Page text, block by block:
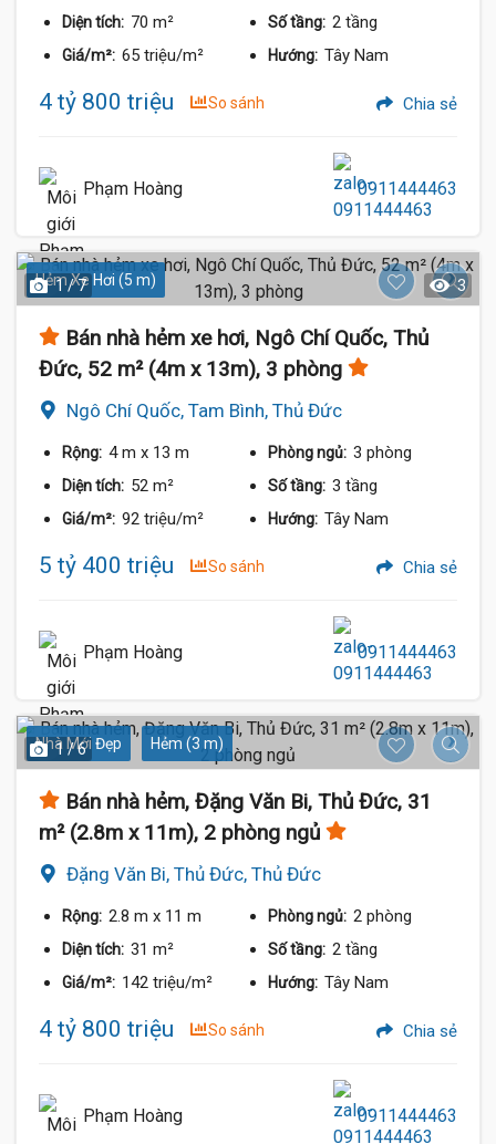
Diện tích: 70 m² Số tầng: 2 tầng
Giá/m²: 65 triệu/m² Hướng: Tây Nam
4 tỷ 800 triệu So sánh Chia sẻ
Phạm Hoàng 0911444463
Hẻm Xe Hơi (5 m)
1 / 7 3
Bán nhà hẻm xe hơi, Ngô Chí Quốc, Thủ
Đức, 52 m² (4m x 13m), 3 phòng
Ngô Chí Quốc, Tam Bình, Thủ Đức
Rộng: 4 m x 13 m Phòng ngủ: 3 phòng
Diện tích: 52 m² Số tầng: 3 tầng
Giá/m²: 92 triệu/m² Hướng: Tây Nam
5 tỷ 400 triệu So sánh Chia sẻ
Phạm Hoàng 0911444463
Nhà Mới Đẹp Hẻm (3 m)
1 / 6
Bán nhà hẻm, Đặng Văn Bi, Thủ Đức, 31
m² (2.8m x 11m), 2 phòng ngủ
Đặng Văn Bi, Thủ Đức, Thủ Đức
Rộng: 2.8 m x 11 m Phòng ngủ: 2 phòng
Diện tích: 31 m² Số tầng: 2 tầng
Giá/m²: 142 triệu/m² Hướng: Tây Nam
4 tỷ 800 triệu So sánh Chia sẻ
Phạm Hoàng 0911444463